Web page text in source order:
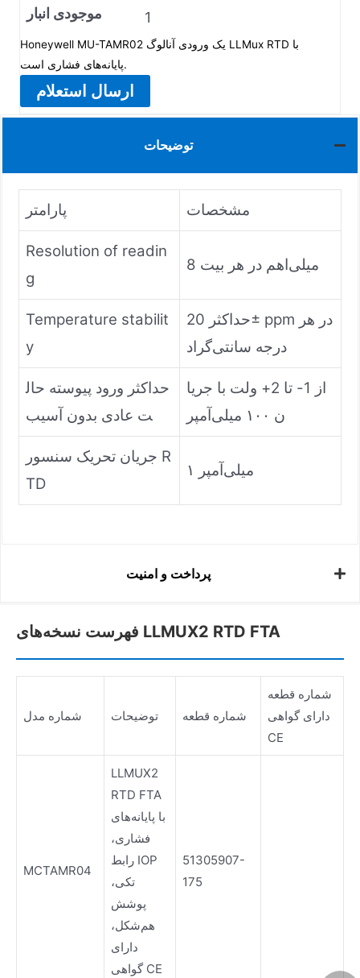
موجودی انبار
1
Honeywell MU-TAMR02 یک ورودی آنالوگ LLMux RTD با
پایانه‌های فشاری است.
ارسال استعلام
توضیحات
پارامتر مشخصات
Resolution of readin
g
8 میلی‌اهم در هر بیت
Temperature stabilit
y
حداکثر 20± ppm در هر
درجه سانتی‌گراد
حداکثر ورود پیوسته حال
ت عادی بدون آسیب
از 1- تا 2+ ولت با جریا
ن ۱۰۰ میلی‌آمپر
جریان تحریک سنسور R
TD
۱ میلی‌آمپر
پرداخت و امنیت
فهرست نسخه‌های LLMUX2 RTD FTA
شماره مدل توضیحات شماره قطعه
شماره قطعه
دارای گواهی
CE
MCTAMR04
LLMUX2
RTD FTA
با پایانه‌های
فشاری،
رابط IOP
تکی،
پوشش
هم‌شکل،
دارای
گواهی CE
51305907-
175